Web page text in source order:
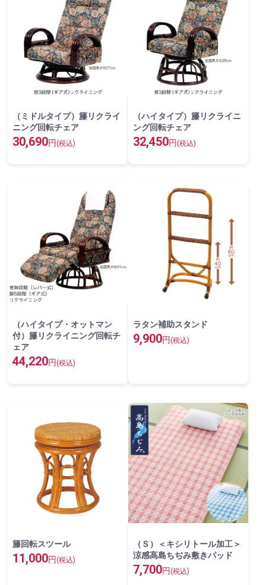
（ミドルタイプ）籐リクライ
ニング回転チェア
30,690円 (税込)
（ハイタイプ）籐リクライニ
ング回転チェア
32,450円 (税込)
（ハイタイプ・オットマン
付）籐リクライニング回転チ
ェア
44,220円 (税込)
ラタン補助スタンド
9,900円 (税込)
籐回転スツール
11,000円 (税込)
（Ｓ）＜キシリトール加工＞
涼感高島ちぢみ敷きパッド
7,700円 (税込)